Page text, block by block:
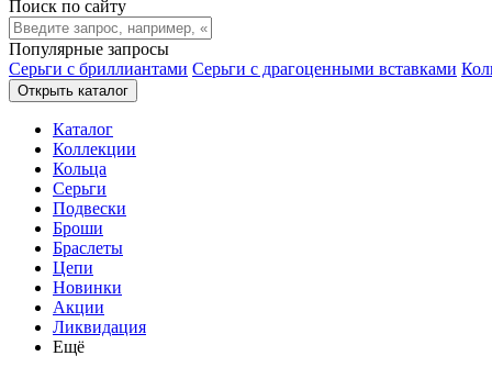
Поиск по сайту
Популярные запросы
Серьги с бриллиантами Серьги с драгоценными вставками
Открыть каталог
Каталог
Коллекции
Кольца
Серьги
Подвески
Броши
Браслеты
Цепи
Новинки
Акции
Ликвидация
Ещё